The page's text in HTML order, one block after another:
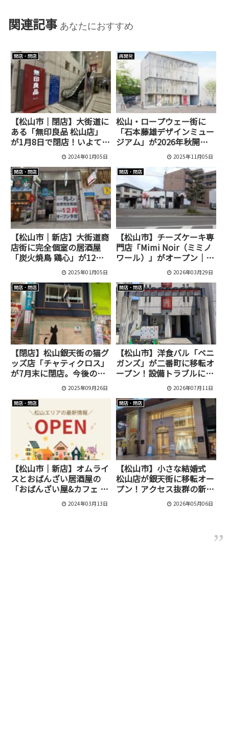
関連記事 あなたにおすすめ
開店・閉店
【松山市｜閉店】大街道に
ある「無印良品 松山店」
が1月8日で閉店！いよてつ
高島屋へ移転後は県内唯一
「冷凍食品」の取扱いを開
始予定
2024年01月05日
再開発
松山・ロープウェー街に
「石本藤雄デザインミュー
ジアム」が2026年秋開館
2025年11月05日
開店・閉店
【松山市｜新店】大街道商
店街に完全個室の居酒屋
「炭火焼鳥 鶏心」が12月
23日にオープンしました！
2025年01月05日
開店・閉店
【松山市】チーズケーキ専
門店「Mimi Noir（ミミノ
ワール）」がオープン｜完
全予約制の注目スイーツ
2026年03月29日
開店・閉店
【閉店】松山銀天街の猫グ
ッズ店「チャティクロス」
が7月末に閉店。今後の購
2025年09月26日
開店・閉店
【松山市】洋食バル「ベニ
ガンズ」が二番町に移転オ
ープン！設備トラブルによ
る休業を経て新店舗で営業
2026年07月11日
開店・閉店
【松山市｜新店】オムライ
スとおばんざい居酒屋の
「おばんざい屋&カフェ え
ぇ塩梅」が3月3日にオープ
2024年03月13日
開店・閉店
【松山市】小さな結婚式
松山店が銀天街に移転オー
プン！アクセス抜群の新チ
2026年05月06日